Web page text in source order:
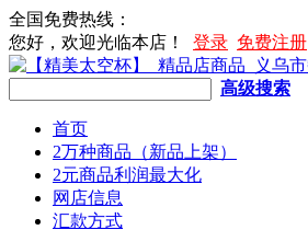
全国免费热线：
您好，欢迎光临本店！
登录 免费注册
高级搜索
首页
2万种商品（新品上架）
2元商品利润最大化
网店信息
汇款方式